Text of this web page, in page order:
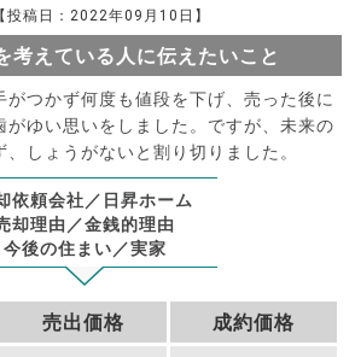
【投稿日：2022年09月10日】
考えている人に伝えたいこと
がつかず何度も値段を下げ、売った後に
がゆい思いをしました。ですが、未来の
しょうがないと割り切りました。
依頼会社／日昇ホーム
却理由／金銭的理由
今後の住まい／実家
売出価格 成約価格